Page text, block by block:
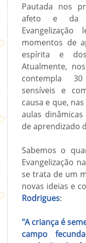
Pautada nos
afeto e da
momentos de
espírita e
Atualmente,
contempla
sensíveis e
causa e que,
aulas
de aprendizado
Sabemos o
Evangelização
se trata de um
novas ideias e
Rodrigues:
"A criança é
campo